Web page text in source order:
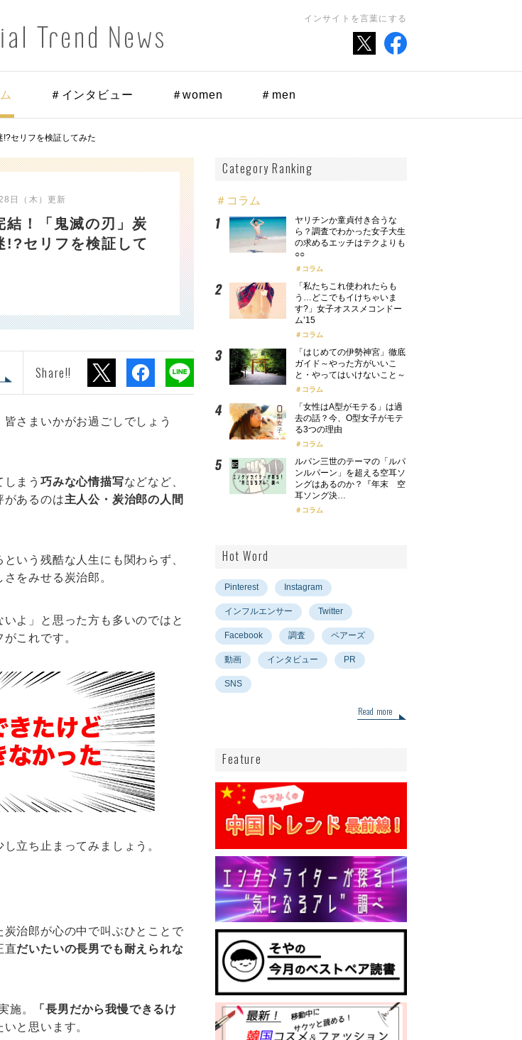
インサイトを言葉にする
＃インタビュー ＃women ＃men
セリフを検証してみた
日（木）更新
結！「鬼滅の刃」炭
!?セリフを検証して
Share!!
さまいかがお過ごしでしょう
しまう巧みな心情描写などなど、
があるのは主人公・炭治郎の人間
いう残酷な人生にも関わらず、
さをみせる炭治郎。
よ」と思った方も多いのではと
これです。
立ち止まってみましょう。
治郎が心の中で叫ぶひとことで
直だいたいの長男でも耐えられな
施。
「長男だから我慢できるけ
と思います。
Category Ranking
＃コラム
ヤリチンか童貞付き合うな
ら？調査でわかった女子大生
の求めるエッチはテクよりも
○○
コラム
「私たちこれ使われたらも
う…どこでもイけちゃいま
す?」女子オススメコンドー
ム’15
コラム
「はじめての伊勢神宮」徹底
ガイド～やった方がいいこ
と・やってはいけないこと～
コラム
「女性はA型がモテる」は過
去の話？今、O型女子がモテ
る3つの理由
コラム
ルパン三世のテーマの「ルパ
ンルパーン」を超える空耳ソ
ングはあるのか？『年末 空
耳ソング決…
コラム
Hot Word
Pinterest Instagram
インフルエンサー Twitter
Facebook 調査 ペアーズ
動画 インタビュー PR
SNS
Read more
Feature